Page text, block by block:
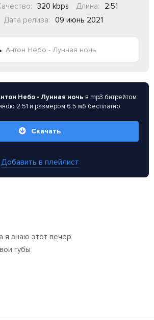
320 kbps Длина:
2:51
Дата релиза: 09 июнь 2021
Антон Небо - Лунная ночь
Небо - Лунная ночь в mp3 битрейтом
2:51 и размером 6.5 мб бесплатно
Скачать
Добавить в плейлист
я знаю этот вечер
губы